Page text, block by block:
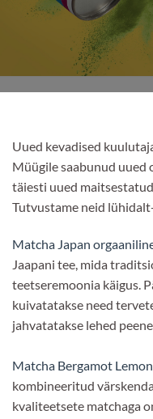
Uued kevadised
Müügile saabunud uued
täiesti uued maitsestatud
Tutvustame neid
Matcha Japan
Jaapani tee, mida
teetseremoonia käigus.
kuivatatakse need
jahvatatakse lehed
Matcha Bergamot Lemon
kombineeritud
kvaliteetsete matchaga